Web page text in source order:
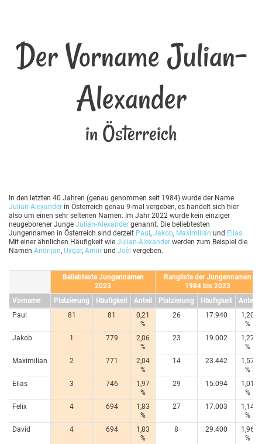
Der Vorname Julian-
Alexander
in Österreich
In den letzten 40 Jahren (genau genommen seit 1984) wurde der Name
Julian-Alexander in Österreich genau 9-mal vergeben, es handelt sich hier
also um einen sehr seltenen Namen. Im Jahr 2022 wurde kein einziger
neugeborener Junge Julian-Alexander genannt. Die beliebtesten
Jungennamen in Österreich sind derzeit Paul, Jakob, Maximilian und Elias.
Mit einer ähnlichen Häufigkeit wie Julian-Alexander werden zum Beispiel die
Namen Andrijan, Uygar, Amiir und Joèl vergeben.
Beliebteste Jungennamen
2023
Rangliste der Jungennamen
1984 bis 2023
Vorname
Platzierung Häufigkeit Anteil Platzierung Häufigkeit
Anteil
Paul
81 81
0,21
%
26 17.940
1,20
%
Jakob
1 779
2,06
%
23 19.002
1,27
%
Maximilian
2 771
2,04
%
14 23.442
1,57
%
Elias
3 746
1,97
%
29 15.094
1,01
%
Felix
4 694
1,83
%
27 17.003
1,14
%
David
4 694
1,83
%
8 29.400
1,96
%